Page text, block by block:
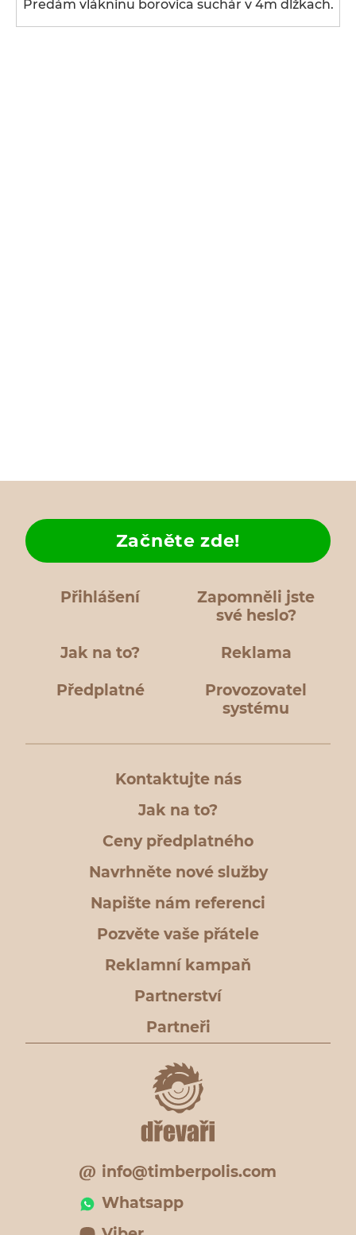
Predám vlákninu borovica suchár v 4m dĺžkach.
Přihlášení
Zapomněli jste
své heslo?
Jak na to?
Začněte zde!
Reklama
Předplatné
Provozovatel
systému
Kontaktujte nás
Jak na to?
Ceny předplatného
Navrhněte nové služby
Napište nám referenci
Pozvěte vaše přátele
Reklamní kampaň
Partnerství
Partneři
info@timberpolis.com
Whatsapp